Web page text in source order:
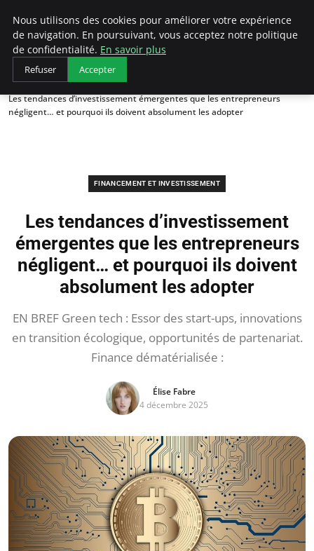
LECFCM
Accueil
Financement et investissement
Les tendances d’investissement émergentes que les entrepreneurs
négligent… et pourquoi ils doivent absolument les adopter
FINANCEMENT ET INVESTISSEMENT
Les tendances d’investissement
émergentes que les entrepreneurs
négligent… et pourquoi ils doivent
absolument les adopter
EN BREF Green tech : Essor des start-ups, innovations
en transition écologique, opportunités de partenariat.
Finance dématérialisée :
Élise Fabre
4 décembre 2025
Nous utilisons des cookies pour améliorer votre expérience
de navigation. En poursuivant, vous acceptez notre politique
de confidentialité. En savoir plus
Refuser Accepter